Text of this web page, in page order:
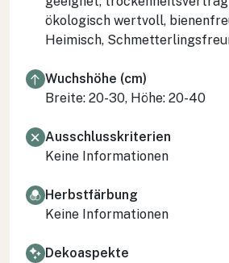
ökologisch wertvoll,
Heimisch,
Wuchshöhe (cm)
Breite: 20-30, Höhe: 20-40
Ausschlusskriterien
Keine Informationen
Herbstfärbung
Keine Informationen
Dekoaspekte